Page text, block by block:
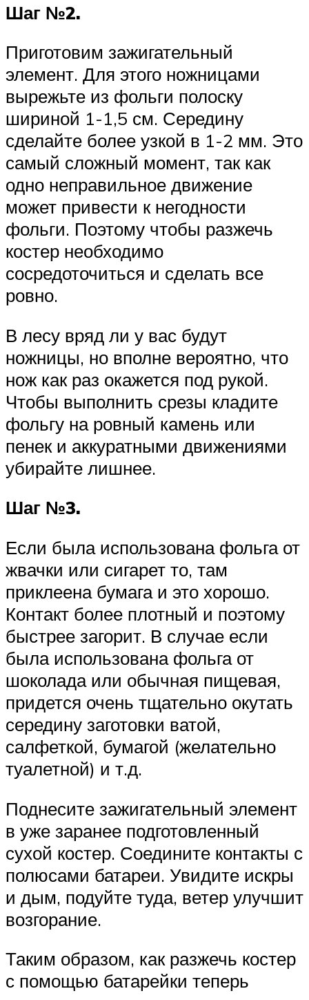
Шаг №2.
Приготовим зажигательный
элемент. Для этого ножницами
вырежьте из фольги полоску
шириной 1-1,5 см. Середину
сделайте более узкой в 1-2 мм. Это
самый сложный момент, так как
одно неправильное движение
может привести к негодности
фольги. Поэтому чтобы разжечь
костер необходимо
сосредоточиться и сделать все
ровно.
В лесу вряд ли у вас будут
ножницы, но вполне вероятно, что
нож как раз окажется под рукой.
Чтобы выполнить срезы кладите
фольгу на ровный камень или
пенек и аккуратными движениями
убирайте лишнее.
Шаг №3.
Если была использована фольга от
жвачки или сигарет то, там
приклеена бумага и это хорошо.
Контакт более плотный и поэтому
быстрее загорит. В случае если
была использована фольга от
шоколада или обычная пищевая,
придется очень тщательно окутать
середину заготовки ватой,
салфеткой, бумагой (желательно
туалетной) и т.д.
Поднесите зажигательный элемент
в уже заранее подготовленный
сухой костер. Соедините контакты с
полюсами батареи. Увидите искры
и дым, подуйте туда, ветер улучшит
возгорание.
Таким образом, как разжечь костер
с помощью батарейки теперь